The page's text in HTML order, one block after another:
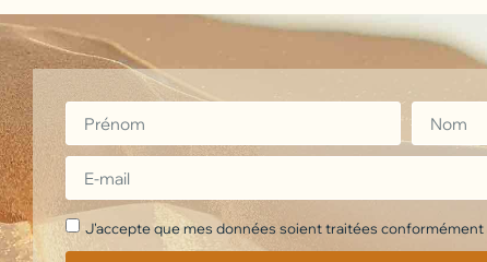
J'accepte que mes données soient traitées